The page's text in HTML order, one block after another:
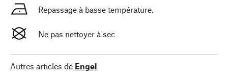
Repassage à basse température.
Ne pas nettoyer à sec
Autres articles de Engel